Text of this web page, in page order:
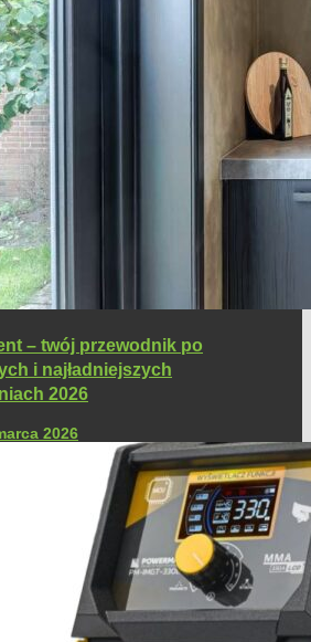
– twój przewodnik po
i najładniejszych
2026
2026